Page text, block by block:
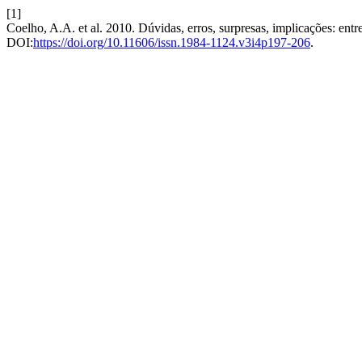
[1]
Coelho, A.A. et al. 2010. Dúvidas, erros, surpresas, implicações:
DOI:https://doi.org/10.11606/issn.1984-1124.v3i4p197-206.